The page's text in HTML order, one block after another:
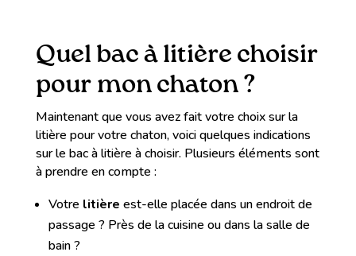
Quel bac à litière choisir
pour mon chaton ?
Maintenant que vous avez fait votre choix sur la
litière pour votre chaton, voici quelques indications
sur le bac à litière à choisir. Plusieurs éléments sont
à prendre en compte :
Votre litière est-elle placée dans un endroit de
passage ? Près de la cuisine ou dans la salle de
bain ?